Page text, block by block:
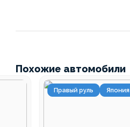
Похожие автомобили
Правый руль Япония